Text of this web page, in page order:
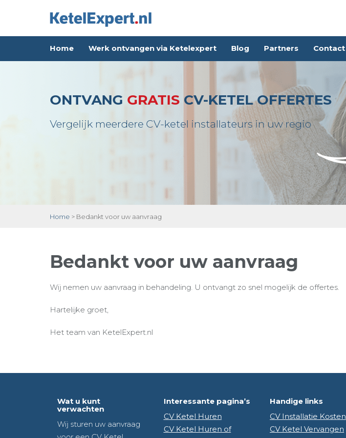
Home Werk ontvangen via Ketelexpert Blog Partners Contact
ONTVANG GRATIS CV-KETEL OFFERTES
Vergelijk meerdere CV-ketel installateurs in uw regio
Home > Bedankt voor uw aanvraag
Bedankt voor uw aanvraag
Wij nemen uw aanvraag in behandeling. U ontvangt zo snel mogelijk de offertes.
Hartelijke groet,
Het team van KetelExpert.nl
Wat u kunt
verwachten
Wij sturen uw aanvraag
Interessante pagina’s
CV Ketel Huren
CV Ketel Huren of
Handige links
CV Installatie Kosten
CV Ketel Vervangen